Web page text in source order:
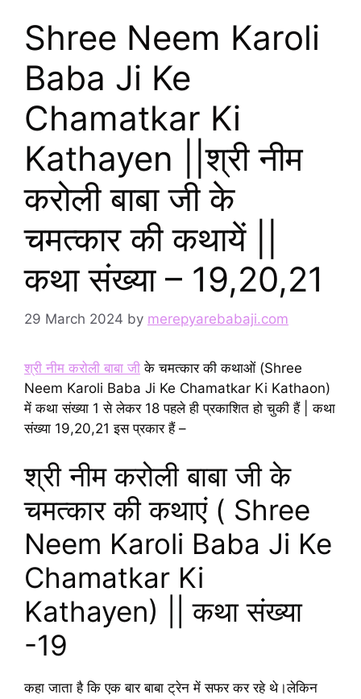
Shree Neem Karoli
Baba Ji Ke
Chamatkar Ki
Kathayen ||श्री नीम
करोली बाबा जी के
चमत्कार की कथायें ||
कथा संख्या – 19,20,21
29 March 2024 by merepyarebabaji.com
श्री नीम करोली बाबा जी के चमत्कार की कथाओं (Shree
Neem Karoli Baba Ji Ke Chamatkar Ki Kathaon)
में कथा संख्या 1 से लेकर 18 पहले ही प्रकाशित हो चुकी हैं | कथा
संख्या 19,20,21 इस प्रकार हैं –
श्री नीम करोली बाबा जी के
चमत्कार की कथाएं ( Shree
Neem Karoli Baba Ji Ke
Chamatkar Ki
Kathayen) || कथा संख्या
-19
कहा जाता है कि एक बार बाबा ट्रेन में सफर कर रहे थे।लेकिन